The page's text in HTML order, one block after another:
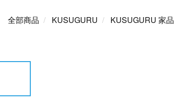
全部商品 KUSUGURU KUSUGURU 家品